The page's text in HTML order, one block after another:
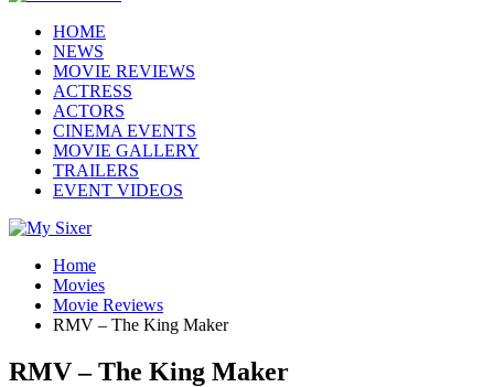
HOME
NEWS
MOVIE REVIEWS
ACTRESS
ACTORS
CINEMA EVENTS
MOVIE GALLERY
TRAILERS
EVENT VIDEOS
Home
Movies
Movie Reviews
RMV – The King Maker
RMV – The King Maker